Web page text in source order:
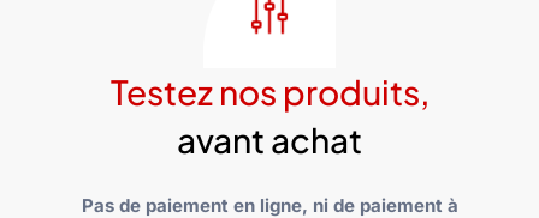
Testez nos produits,
avant achat
Pas de paiement en ligne, ni de paiement à